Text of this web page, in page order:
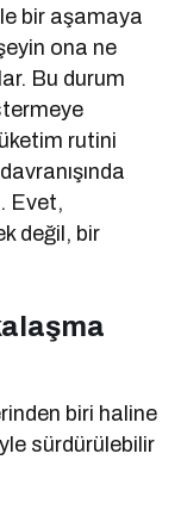
bir aşamaya
ona ne
Bu durum
rutini
Evet,
değil, bir
biri haline
sürdürülebilir